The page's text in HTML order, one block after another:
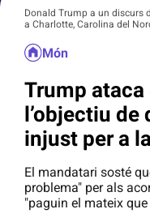
Donald Trump a un discurs
a Charlotte, Carolina del
Món
Trump ataca
l’objectiu de
injust per a
El mandatari sosté
problema" per als
"paguin el mateix